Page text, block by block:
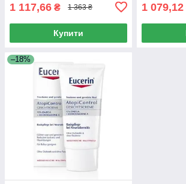
1 117,66 ₴ 1 363 ₴
Купити
1 079,12
–18%